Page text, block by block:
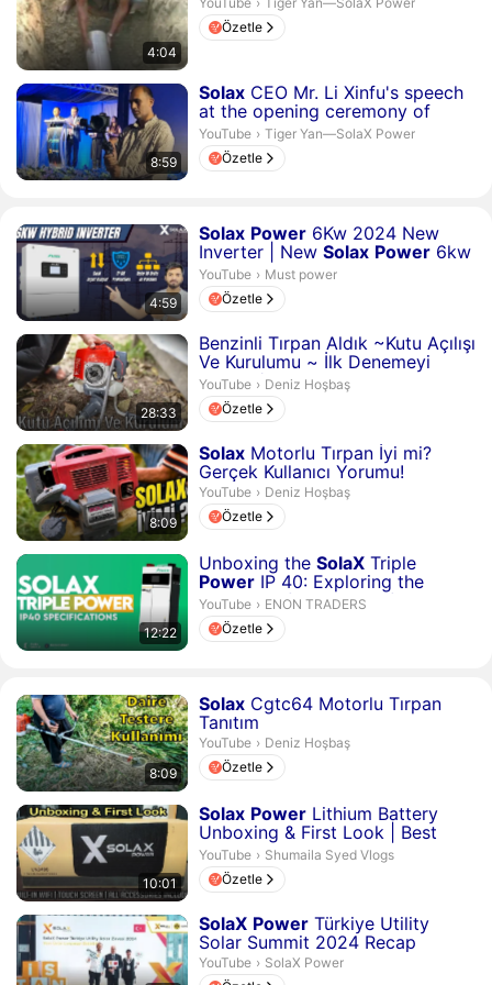
4:04
Özetle
8:59
Solax CEO Mr. Li Xinfu's speech
at the opening ceremony of
Wasiq Industries ...
Süre 8 dakika 59 saniye
YouTube › Tiger Yan—SolaX Power.
Tiger Yan—SolaX Power
Özetle
4:59
Solax Power 6Kw 2024 New
Inverter | New Solax Power 6kw
Hybrid Review...
Süre 4 dakika 59 saniye
YouTube › Must power.
Must power
Özetle
28:33
Benzinli Tırpan Aldık ~Kutu Açılışı
Ve Kurulumu ~ İlk Denemeyi
Yaptık /SolaxTk5...
Süre 28 dakika 33 saniye
YouTube › Deniz Hoşbaş.
Deniz Hoşbaş
Özetle
8:09
Solax Motorlu Tırpan İyi mi?
Gerçek Kullanıcı Yorumu!
Süre 8 dakika 9 saniye
YouTube › Deniz Hoşbaş.
Deniz Hoşbaş
Özetle
12:22
Unboxing the SolaX Triple
Power IP 40: Exploring the
Features of a High-Perfo...
Süre 12 dakika 22 saniye
YouTube › ENON TRADERS.
ENON TRADERS
Özetle
8:09
Solax Cgtc64 Motorlu Tırpan
Tanıtım
Süre 8 dakika 9 saniye
YouTube › Deniz Hoşbaş.
Deniz Hoşbaş
Özetle
10:01
Solax Power Lithium Battery
Unboxing & First Look | Best
Solar Storage So...
Süre 10 dakika 1 saniye
YouTube › Shumaila Syed Vlogs.
Shumaila Syed Vlogs
Özetle
SolaX Power Türkiye Utility
Solar Summit 2024 Recap
Süre 2 dakika 48 saniye
YouTube › SolaX Power.
SolaX Power